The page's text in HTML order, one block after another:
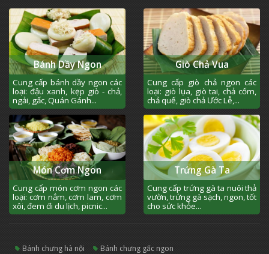
Bánh Dầy Ngon
Cung cấp bánh dầy ngon các
loại: đậu xanh, kẹp giò - chả,
ngải, gấc, Quán Gánh...
Giò Chả Vua
Cung cấp giò chả ngon các
loại: giò lụa, giò tai, chả cốm,
chả quế, giò chả Ước Lễ,...
Món Cơm Ngon
Cung cấp món cơm ngon các
loại: cơm nắm, cơm lam, cơm
xôi, đem đi du lịch, picnic...
Trứng Gà Ta
Cung cấp trứng gà ta nuôi thả
vườn, trứng gà sạch, ngon, tốt
cho sức khỏe...
bánh chưng hà nội
bánh chưng gấc ngon